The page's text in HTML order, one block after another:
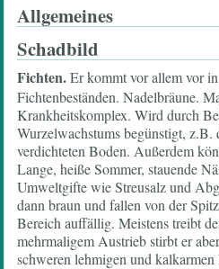
Allgemeines
Schadbild
Fichten.Er kommt vor allem vor
Fichtenbeständen. Nadelbräune.
Krankheitskomplex. Wird durch
Wurzelwachstums begünstigt, z.B.
verdichteten Boden. Außerdem
Lange, heiße Sommer, stauende
Umweltgifte wie Streusalz und
dann braun und fallen von der
Bereich auffällig. Meistens treibt
mehrmaligem Austrieb stirbt er
schweren lehmigen und kalkarmen